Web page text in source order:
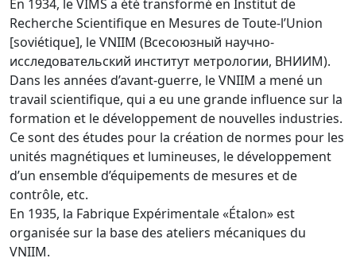
En 1934, le VIMS a été transformé en Institut de
Recherche Scientifique en Mesures de Toute-l’Union
[soviétique], le VNIIM (Всесоюзный научно-
исследовательский институт метрологии, ВНИИМ).
Dans les années d’avant-guerre, le VNIIM a mené un
travail scientifique, qui a eu une grande influence sur la
formation et le développement de nouvelles industries.
Ce sont des études pour la création de normes pour les
unités magnétiques et lumineuses, le développement
d’un ensemble d’équipements de mesures et de
contrôle, etc.
En 1935, la Fabrique Expérimentale «Étalon» est
organisée sur la base des ateliers mécaniques du
VNIIM.